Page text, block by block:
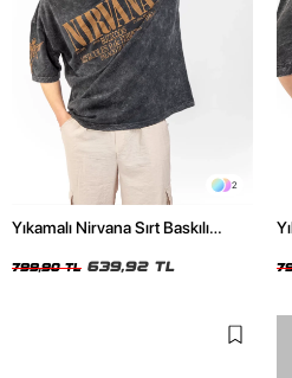
2
Yıkamalı Nirvana Sırt Baskılı
799,90 TL 639,92 TL